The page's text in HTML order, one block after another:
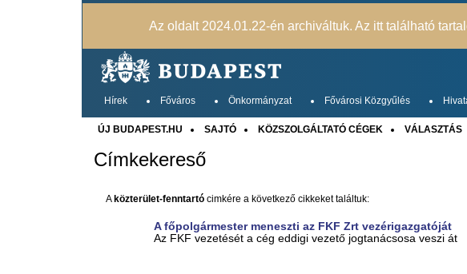
Az oldalt 2024.01.22-én archiváltuk. Az itt található
Hírek Főváros Önkormányzat Fővárosi Közgyűlés
ÚJ BUDAPEST.HU SAJTÓ KÖZSZOLGÁLTATÓ CÉGEK VÁLASZTÁS
Címkekereső
A közterület-fenntartó cimkére a következő cikkeket találtuk:
A főpolgármester meneszti az FKF Zrt vezérigazgatóját
Az FKF vezetését a cég eddigi vezető jogtanácsosa veszi át